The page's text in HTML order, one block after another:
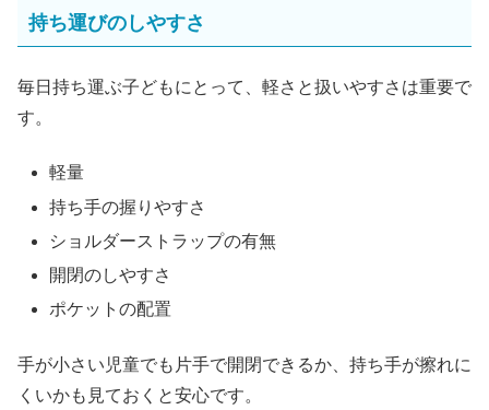
持ち運びのしやすさ
毎日持ち運ぶ子どもにとって、軽さと扱いやすさは重要で
す。
軽量
持ち手の握りやすさ
ショルダーストラップの有無
開閉のしやすさ
ポケットの配置
手が小さい児童でも片手で開閉できるか、持ち手が擦れに
くいかも見ておくと安心です。